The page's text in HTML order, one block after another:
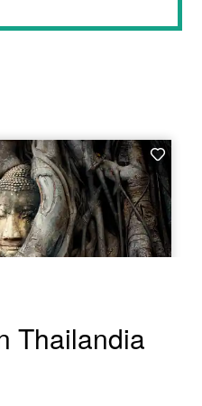
Thailandia